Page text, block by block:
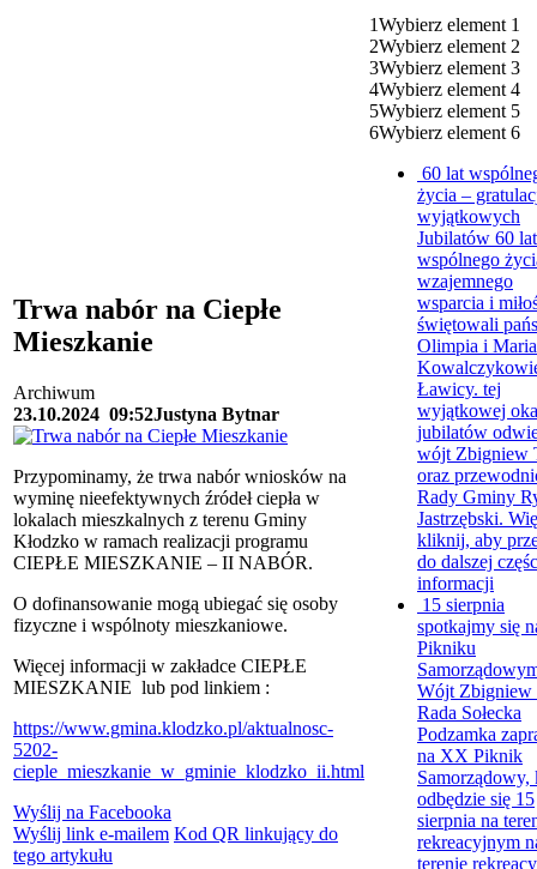
Trwa nabór na Ciepłe
Mieszkanie
Archiwum
23.10.2024 09:52Justyna Bytnar
Przypominamy, że trwa nabór wniosków na
wyminę nieefektywnych źródeł ciepła w
lokalach mieszkalnych z terenu Gminy
Kłodzko w ramach realizacji programu
CIEPŁE MIESZKANIE – II NABÓR.
O dofinansowanie mogą ubiegać się osoby
fizyczne i wspólnoty mieszkaniowe.
Więcej informacji w zakładce CIEPŁE
MIESZKANIE lub pod linkiem :
https://www.gmina.klodzko.pl/aktualnosc-
5202-
cieple_mieszkanie_w_gminie_klodzko_ii.html
Wyślij na Facebooka
Wyślij link e-mailem Kod QR linkujący do
tego artykułu
1Wybierz element 1
2Wybierz element 2
3Wybierz element 3
4Wybierz element 4
5Wybierz element 5
6Wybierz element 6
60 lat
życia –
wyjątkowych
Jubilatów 60 lat
wspólnego
wzajemnego
wsparcia i
świętowali
Olimpia i
Ławicy. tej
wyjątkowej
jubilatów
wójt Zbigniew
oraz
Rady Gminy
Jastrzębski.
kliknij, aby
do dalszej
informacji
15 sierpnia
spotkajmy się
Pikniku
Wójt Zbigniew
Rada Sołecka
Podzamka
na XX Piknik
Samorządowy,
odbędzie się 15
sierpnia na
rekreacyjnym
terenie